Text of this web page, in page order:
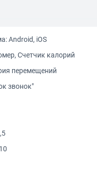
Android, iOS
Счетчик калорий
перемещений
звонок"